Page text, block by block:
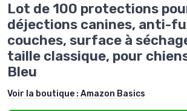
Lot de 100 protections
déjections canines, anti-
couches, surface à
taille classique, pour
Bleu
Voir la boutique : Amazon Basics